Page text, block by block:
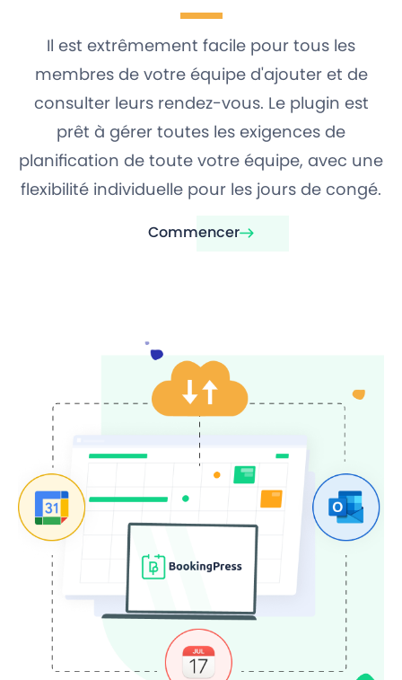
Il est extrêmement facile pour tous les
membres de votre équipe d'ajouter et de
consulter leurs rendez-vous. Le plugin est
prêt à gérer toutes les exigences de
planification de toute votre équipe, avec une
flexibilité individuelle pour les jours de congé.
Commencer